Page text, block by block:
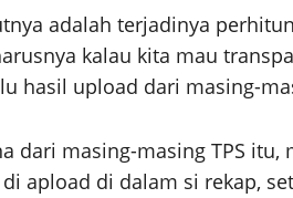
adalah terjadinya
kalau kita mau
hasil upload dari masing-
dari masing-masing TPS itu,
apload di dalam si rekap,